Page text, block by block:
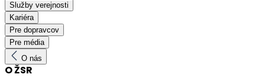
Služby verejnosti
Kariéra
Pre dopravcov
Pre média
O nás
O ŽSR